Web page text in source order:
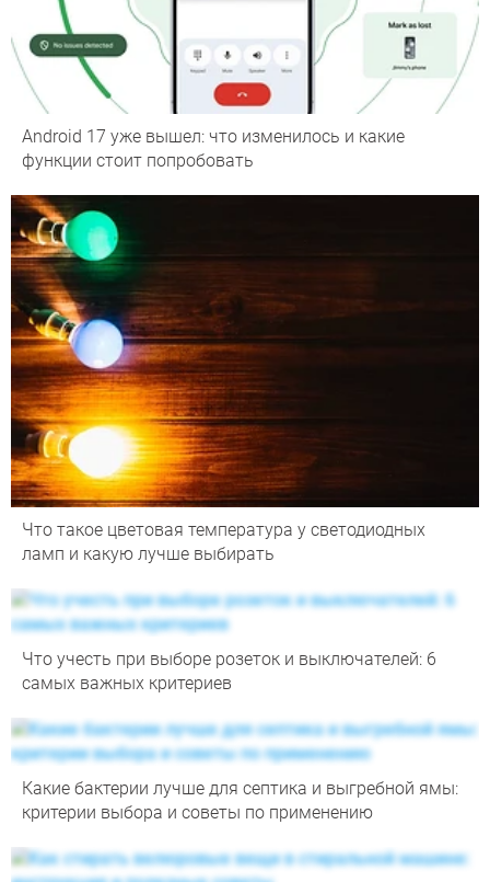
Android 17 уже вышел: что изменилось и какие
функции стоит попробовать
Что такое цветовая температура у светодиодных
ламп и какую лучше выбирать
Что учесть при выборе розеток и выключателей: 6
самых важных критериев
Какие бактерии лучше для септика и выгребной ямы:
критерии выбора и советы по применению